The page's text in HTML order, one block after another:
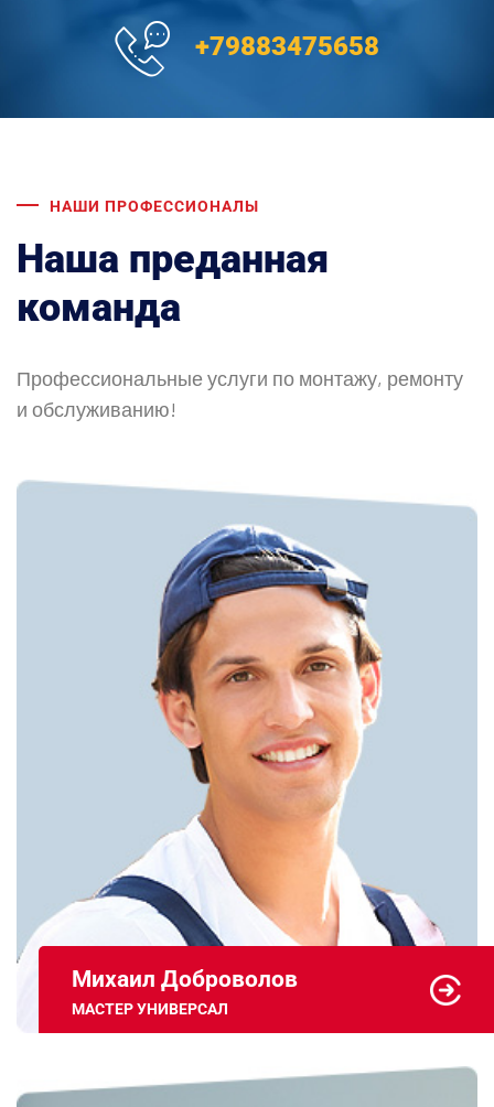
+79883475658
НАШИ ПРОФЕССИОНАЛЫ
Наша преданная
команда
Профессиональные услуги по монтажу, ремонту
и обслуживанию!
Михаил Доброволов
МАСТЕР УНИВЕРСАЛ